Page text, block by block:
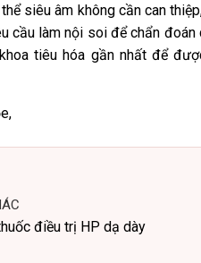
siêu âm không cần can
cầu làm nội soi để chẩn đoán
tiêu hóa gần nhất để
điều trị HP dạ dày